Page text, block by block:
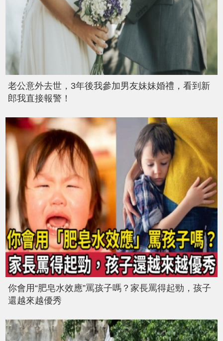
老公意外去世，3年後我參加男友妹妹婚禮，看到新
郎我直接報警！
你會用“肥皂水效應”罵孩子嗎？家長罵得起勁，孩子
還越來越優秀